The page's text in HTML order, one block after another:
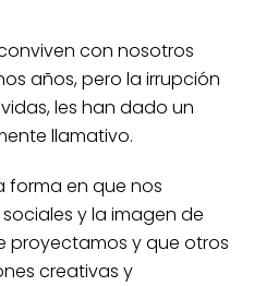
con nosotros
años, pero la irrupción
les han dado un
llamativo.
forma en que nos
y la imagen de
proyectamos y que otros
creativas y